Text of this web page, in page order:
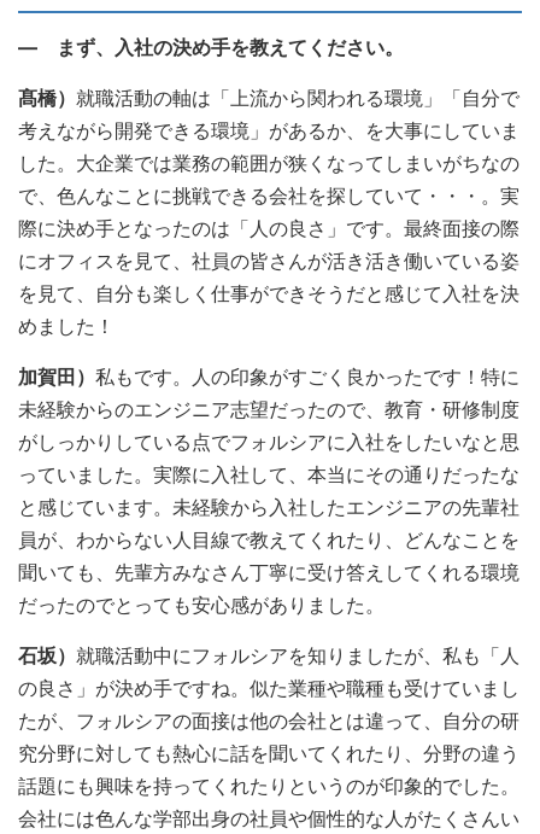
― まず、入社の決め手を教えてください。
髙橋） 就職活動の軸は「上流から関われる環境」「自分で
考えながら開発できる環境」があるか、を大事にしていま
した。大企業では業務の範囲が狭くなってしまいがちなの
で、色んなことに挑戦できる会社を探していて・・・。実
際に決め手となったのは「人の良さ」です。最終面接の際
にオフィスを見て、社員の皆さんが活き活き働いている姿
を見て、自分も楽しく仕事ができそうだと感じて入社を決
めました！
加賀田） 私もです。人の印象がすごく良かったです！特に
未経験からのエンジニア志望だったので、教育・研修制度
がしっかりしている点でフォルシアに入社をしたいなと思
っていました。実際に入社して、本当にその通りだったな
と感じています。未経験から入社したエンジニアの先輩社
員が、わからない人目線で教えてくれたり、どんなことを
聞いても、先輩方みなさん丁寧に受け答えしてくれる環境
だったのでとっても安心感がありました。
石坂） 就職活動中にフォルシアを知りましたが、私も「人
の良さ」が決め手ですね。似た業種や職種も受けていまし
たが、フォルシアの面接は他の会社とは違って、自分の研
究分野に対しても熱心に話を聞いてくれたり、分野の違う
話題にも興味を持ってくれたりというのが印象的でした。
会社には色んな学部出身の社員や個性的な人がたくさんい